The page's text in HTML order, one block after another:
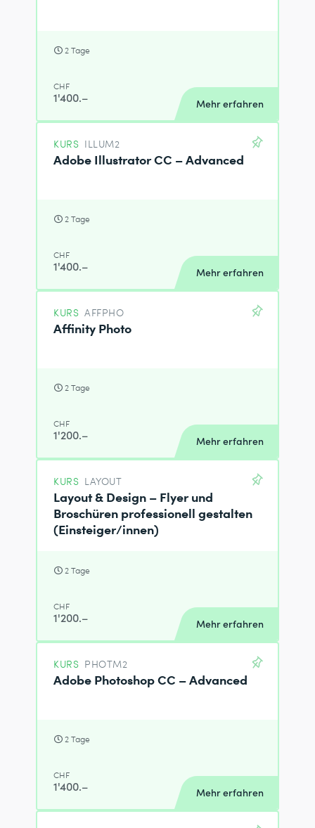
2 Tage
CHF
1'400.– Mehr erfahren
KURS ILLUM2
Adobe Illustrator CC – Advanced
2 Tage
CHF
1'400.– Mehr erfahren
KURS AFFPHO
Affinity Photo
2 Tage
CHF
1'200.– Mehr erfahren
KURS LAYOUT
Layout & Design – Flyer und
Broschüren professionell gestalten
(Einsteiger/innen)
2 Tage
CHF
1'200.– Mehr erfahren
KURS PHOTM2
Adobe Photoshop CC – Advanced
2 Tage
CHF
1'400.– Mehr erfahren